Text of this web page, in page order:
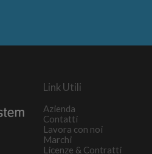
Link Utili
Azienda
Contatti
Lavora con noi
Marchi
Licenze & Contratti